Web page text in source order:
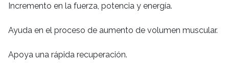
Incremento en la fuerza, potencia y energía.
Ayuda en el proceso de aumento de volumen muscular.
Apoya una rápida recuperación.